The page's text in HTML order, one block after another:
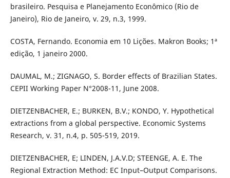
brasileiro. Pesquisa e Planejamento Econômico (Rio de
Janeiro), Rio de Janeiro, v. 29, n.3, 1999.
COSTA, Fernando. Economia em 10 Lições. Makron Books; 1ª
edição, 1 janeiro 2000.
DAUMAL, M.; ZIGNAGO, S. Border effects of Brazilian States.
CEPII Working Paper N°2008-11, June 2008.
DIETZENBACHER, E.; BURKEN, B.V.; KONDO, Y. Hypothetical
extractions from a global perspective. Economic Systems
Research, v. 31, n.4, p. 505-519, 2019.
DIETZENBACHER, E; LINDEN, J.A.V.D; STEENGE, A. E. The
Regional Extraction Method: EC Input–Output Comparisons.